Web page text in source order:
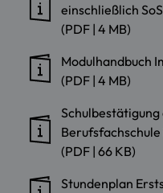
einschließlich
(PDF | 4 MB)
Modulhandbuch
(PDF | 4 MB)
(PDF | 66 KB)
Stundenplan